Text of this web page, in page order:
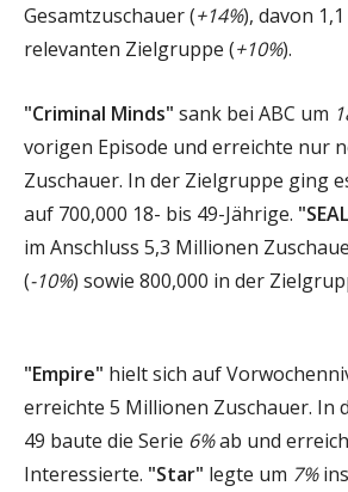
Gesamtzuschauer (+14%), davon
relevanten Zielgruppe (+10%).
"Criminal Minds" sank bei ABC um
vorigen Episode und erreichte nur
Zuschauer. In der Zielgruppe ging
auf 700,000 18- bis 49-Jährige.
im Anschluss 5,3 Millionen
(-10%) sowie 800,000 in der
"Empire" hielt sich auf
erreichte 5 Millionen Zuschauer. In
49 baute die Serie 6%ab und
Interessierte. "Star" legte um 7%